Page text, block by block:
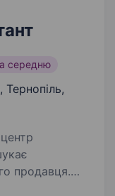
середню
, Тернопіль,
продавця.